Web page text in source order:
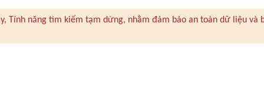
Tính năng tìm kiếm tạm dừng, nhằm đảm bảo an toàn dữ liệu và